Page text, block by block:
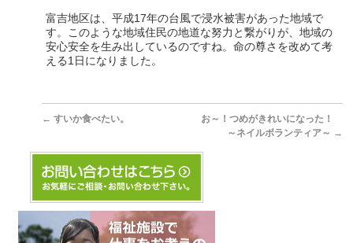
富吉地区は、平成17年の台風で浸水被害があった地域で
す。このような地域住民の地道な努力と繋がりが、地域の
安心安全を生み出しているのですね。命の尊さを改めて考
える1日になりました。
← すいか食べたい。
お～！つめがきれいになった！
～ネイルボランティア～ →